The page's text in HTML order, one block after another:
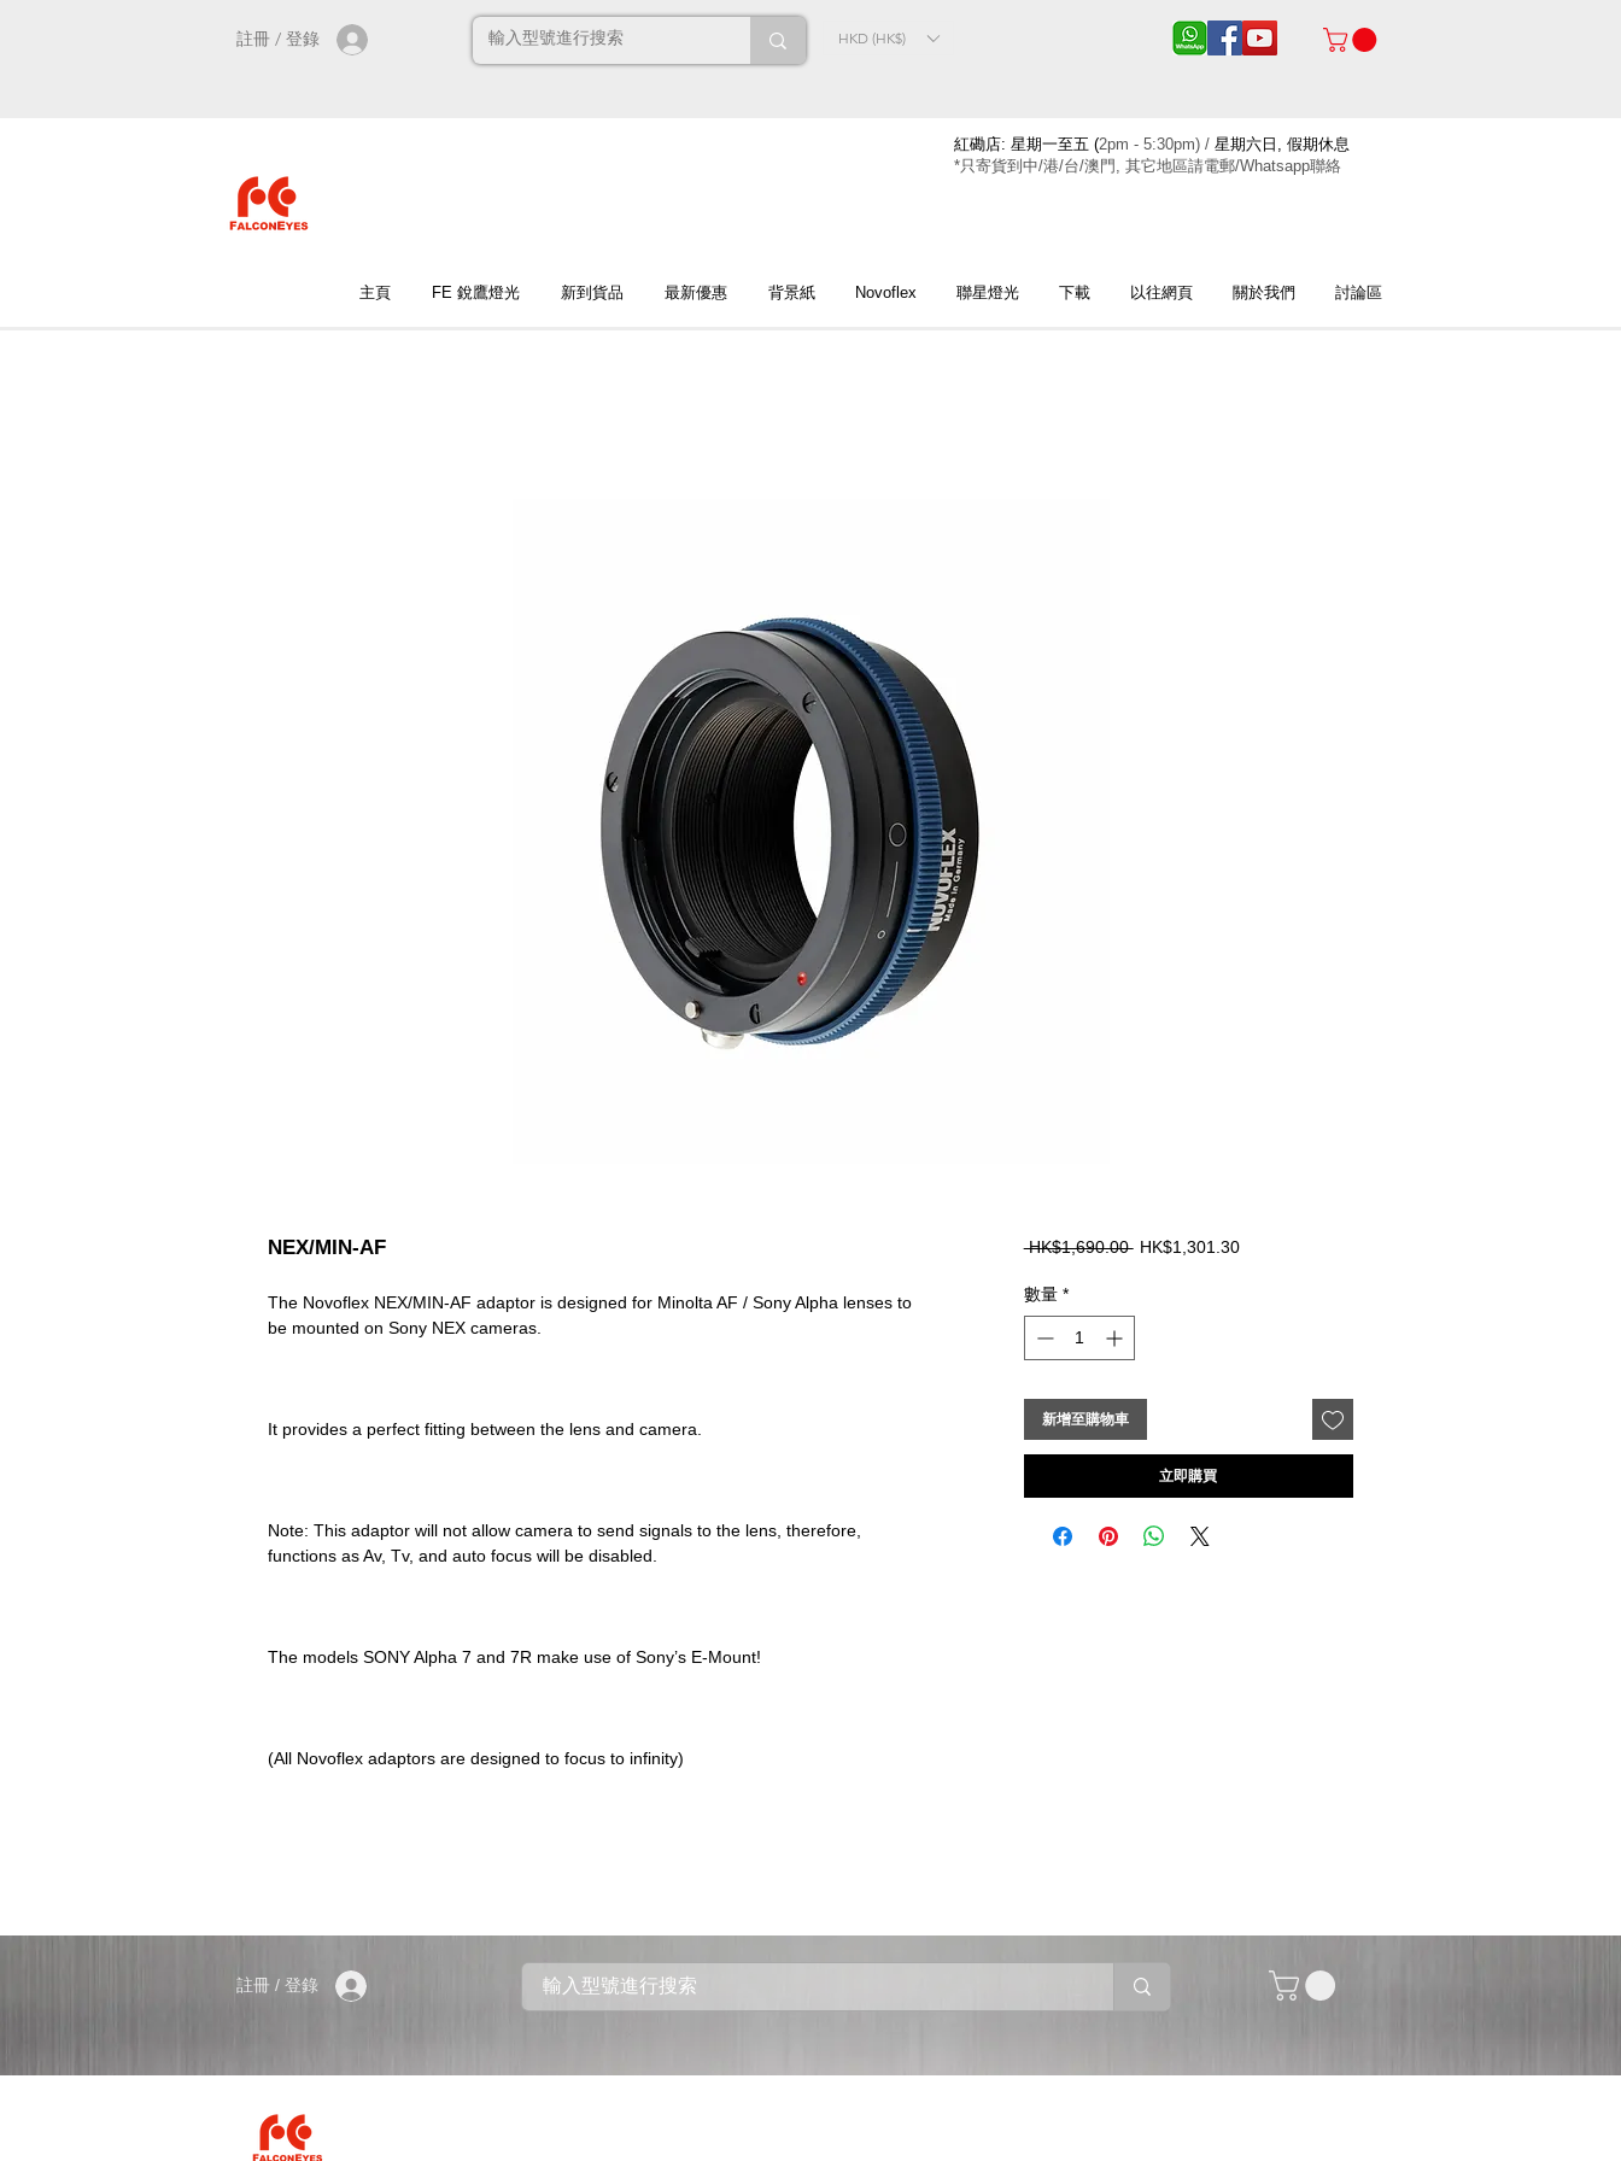
註冊 / 登錄 HKD (HK$)
紅磡店: 星期一至五 (2pm - 5:30pm) / 星期六日, 假期休息
*只寄貨到中/港/台/澳門, 其它地區請電郵/Whatsapp聯絡
主頁 FE 銳鷹燈光 新到貨品 最新優惠 背景紙 Novoflex 聯星燈光 下載 以往網頁 關於我們 討論區
NEX/MIN-AF
The Novoflex NEX/MIN-AF adaptor is designed for Minolta AF / Sony Alpha lenses to
Note: This adaptor will not allow camera to send signals to the lens, therefore,
HK$1,690.00 一
格
HK$1,301.30促
數量 *
新增至購物車
立即購買
註冊 / 登錄